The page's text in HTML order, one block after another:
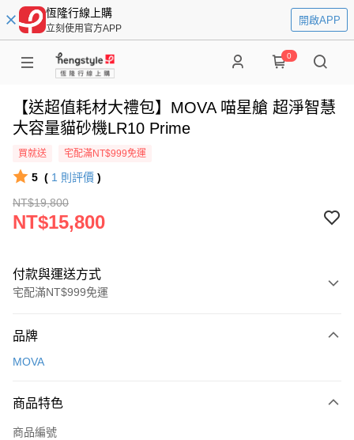
恆隆行線上購
立刻使用官方APP
開啟APP
0
【送超值耗材大禮包】MOVA 喵星艙 超淨智慧
大容量貓砂機LR10 Prime
買就送 宅配滿NT$999免運
5 ( 1 則評價 )
NT$19,800
NT$15,800
付款與運送方式
宅配滿NT$999免運
信用卡一次付款
3 期 0 利率 每期
合作金庫商業銀行
品牌
MOVA
商品特色
商品編號